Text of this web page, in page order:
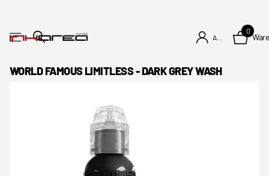
0
WORLD FAMOUS LIMITLESS - DARK GREY WASH